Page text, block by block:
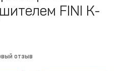
FINI K-
отзыв